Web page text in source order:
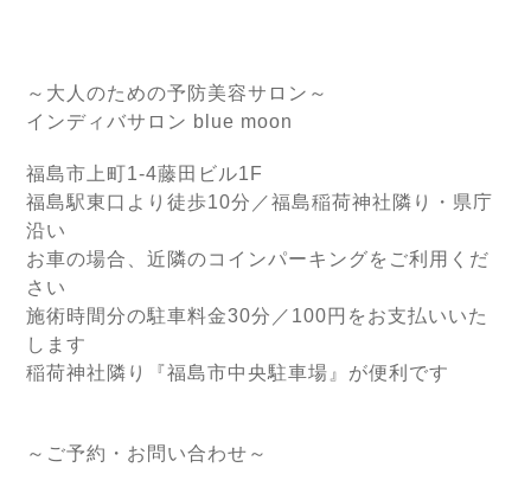
～大人のための予防美容サロン～
インディバサロン blue moon
福島市上町1-4藤田ビル1F
福島駅東口より徒歩10分／福島稲荷神社隣り・県庁
沿い
お車の場合、近隣のコインパーキングをご利用くだ
さい
施術時間分の駐車料金30分／100円をお支払いいた
します
稲荷神社隣り『福島市中央駐車場』が便利です
～ご予約・お問い合わせ～